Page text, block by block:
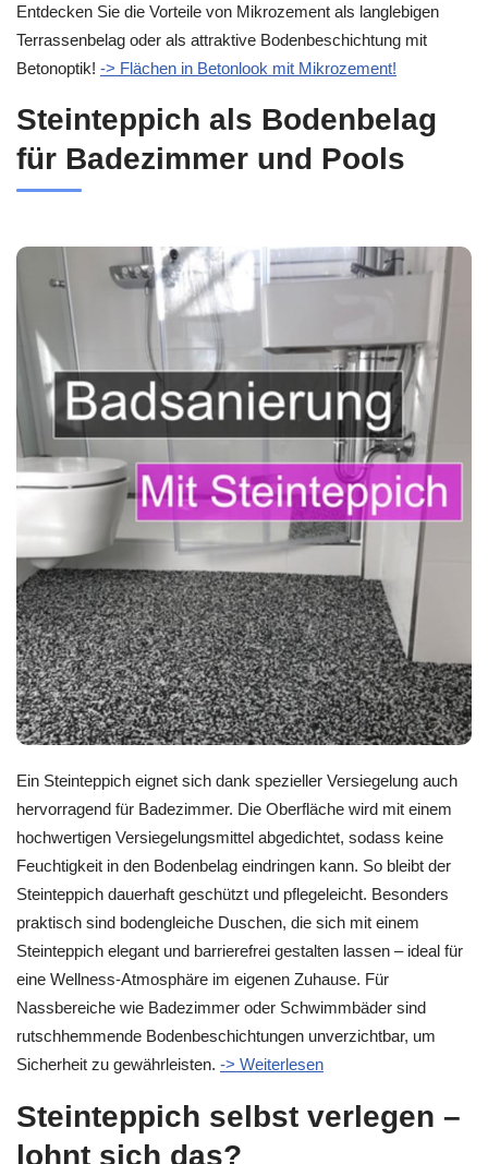
Entdecken Sie die Vorteile von Mikrozement als langlebigen
Terrassenbelag oder als attraktive Bodenbeschichtung mit
Betonoptik! -> Flächen in Betonlook mit Mikrozement!
Steinteppich als Bodenbelag
für Badezimmer und Pools
Ein Steinteppich eignet sich dank spezieller Versiegelung auch
hervorragend für Badezimmer. Die Oberfläche wird mit einem
hochwertigen Versiegelungsmittel abgedichtet, sodass keine
Feuchtigkeit in den Bodenbelag eindringen kann. So bleibt der
Steinteppich dauerhaft geschützt und pflegeleicht. Besonders
praktisch sind bodengleiche Duschen, die sich mit einem
Steinteppich elegant und barrierefrei gestalten lassen – ideal für
eine Wellness-Atmosphäre im eigenen Zuhause. Für
Nassbereiche wie Badezimmer oder Schwimmbäder sind
rutschhemmende Bodenbeschichtungen unverzichtbar, um
Sicherheit zu gewährleisten. -> Weiterlesen
Steinteppich selbst verlegen –
lohnt sich das?